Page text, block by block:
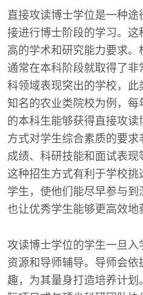
直接攻读博士学位是一种
接进行博士阶段的学习。
高的学术和研究能力要求
通常在本科阶段就取得了
科领域表现突出的学校，
知名的农业类院校为例，每
的本科生能够获得直接攻
方式对学生综合素质的要
成绩、科研技能和面试表现
这种招生方式有利于学校
学生，使他们能尽早参与
也让优秀学生能够更高效地
攻读博士学位的学生一旦
资源和导师辅导。导师会
趣，为其量身打造培养计划